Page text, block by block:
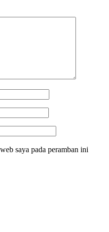
saya pada peramban ini